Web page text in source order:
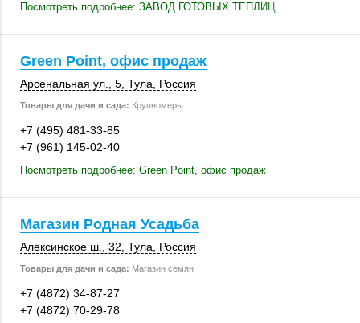
Посмотреть подробнее: ЗАВОД ГОТОВЫХ ТЕПЛИЦ
Green Point, офис продаж
Арсенальная ул., 5 Тула Россия
Товары для дачи и сада: Крупномеры
+7 (495) 481-33-85
+7 (961) 145-02-40
Посмотреть подробнее: Green Point, офис продаж
Магазин Родная Усадьба
Алексинское ш., 32 Тула Россия
Товары для дачи и сада: Магазин семян
+7 (4872) 34-87-27
+7 (4872) 70-29-78